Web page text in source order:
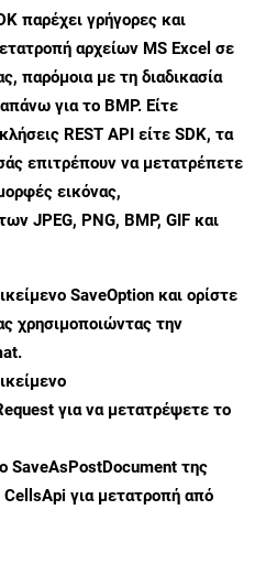
παρέχει γρήγορες και
αρχείων MS Excel σε
παρόμοια με τη διαδικασία
για το BMP. Είτε
REST API είτε SDK, τα
επιτρέπουν να μετατρέπετε
εικόνας,
JPEG, PNG, BMP, GIF και
SaveOption και ορίστε
χρησιμοποιώντας την
.
για να μετατρέψετε το
SaveAsPostDocument της
για μετατροπή από